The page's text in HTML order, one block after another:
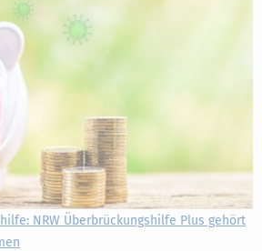
NRW Überbrückungshilfe Plus gehört